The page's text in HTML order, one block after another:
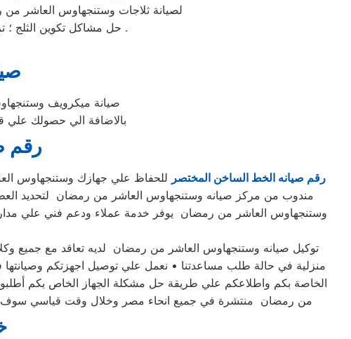
لصيانة ثلاجات وستنجهاوس العاشر من
حل مشاكل تكوين الثلج ؛ تركيب موتور الثلاجة ؛ شحن الفريون ؛ تغيير الثرموستات ؛ تغيير مجموعة النوفروست .
صيانة ميكرويف
بالاضافة الي حصولك علي
رقم
رقم صيانه الخط الساخن المختصر
مندوب من مركز صيانه وستنجهاوس العاشر من رمضان لتحديد
وستنجهاوس العاشر من رمضان يوفر خدمة عملاء ودعم فني علي
منزلية في حالة طلب مساعدتنا • نعمل علي توصيل اجهزتكم وصيانتها
الخاصة بكم واطلاعكم علي طريقة حل مشكلة الجهاز الخاص بكم
من رمضان منتشرة في جميع انحاء مصر وخلال وقت قياسي سوف